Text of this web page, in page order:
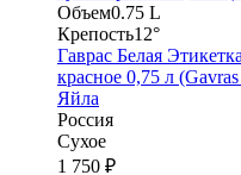
Объем0.75 L
Крепость12°
Гаврас Белая
красное 0,75 л
Яйла
Россия
Сухое
1 750 ₽